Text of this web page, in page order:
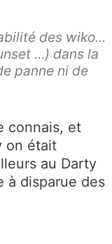
des wiko...
...) dans la
panne ni de
connais, et
on était
au Darty
à disparue des